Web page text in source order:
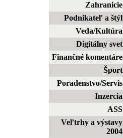
Zahranicie
Podnikateľ a štýl
Veda/Kultúra
Digitálny svet
Finančné komentáre
Šport
Poradenstvo/Servis
Inzercia
ASS
Veľtrhy a výstavy
2004